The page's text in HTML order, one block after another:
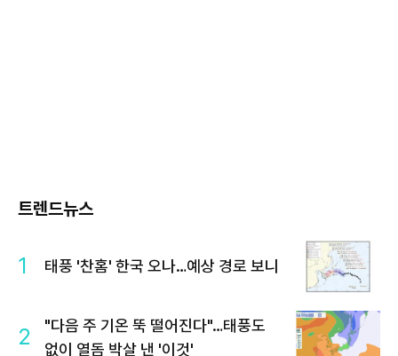
트렌드뉴스
1 태풍 '찬홈' 한국 오나…예상 경로 보니
2
"다음 주 기온 뚝 떨어진다"…태풍도
없이 열돔 박살 낸 '이것'